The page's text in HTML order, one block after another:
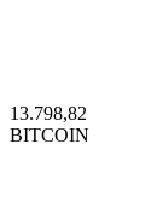
13.798,82
BITCOIN